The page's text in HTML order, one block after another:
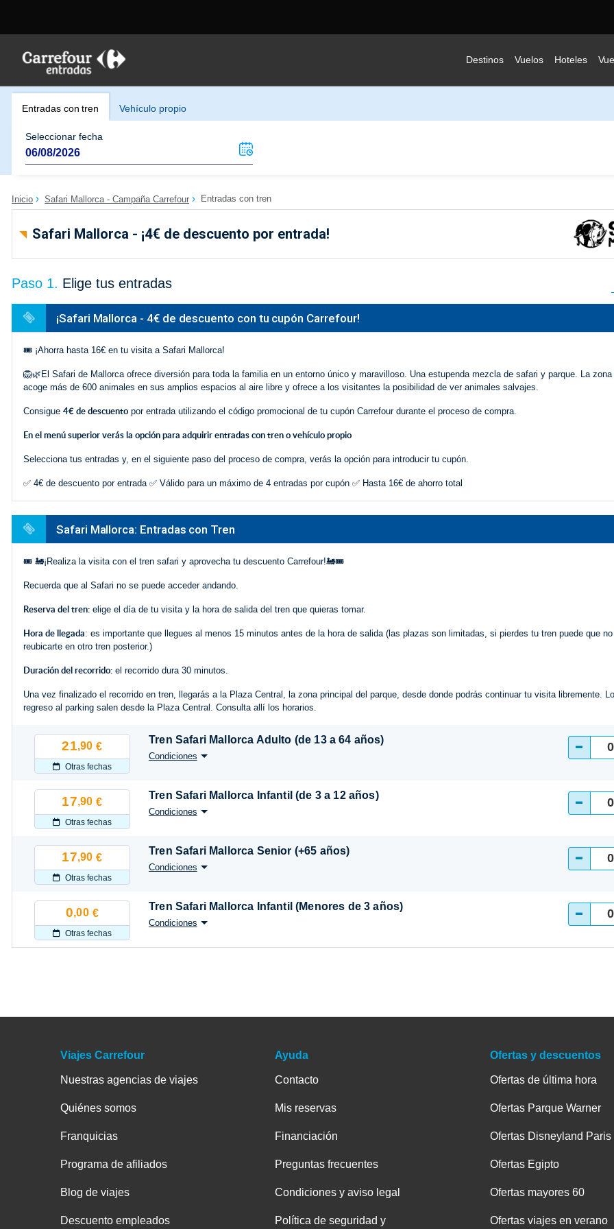
Destinos Vuelos Hoteles
Entradas con tren Vehículo propio
Seleccionar fecha
Inicio Safari Mallorca - Campaña Carrefour Entradas con tren
Safari Mallorca - ¡4€ de descuento por entrada!
Paso 1. Elige tus entradas
¡Safari Mallorca - 4€ de descuento con tu cupón Carrefour!
🎟️ ¡Ahorra hasta 16€ en tu visita a Safari Mallorca!
🦁🌿El Safari de Mallorca ofrece diversión para toda la familia en un entorno único y maravilloso. Una estupenda mezcla de safari y parque. La zona
acoge más de 600 animales en sus amplios espacios al aire libre y ofrece a los visitantes la posibilidad de ver animales salvajes.
Consigue 4€ de descuento por entrada utilizando el código promocional de tu cupón Carrefour durante el proceso de compra.
En el menú superior verás la opción para adquirir entradas con tren o vehículo propio
Selecciona tus entradas y, en el siguiente paso del proceso de compra, verás la opción para introducir tu cupón.
✅ 4€ de descuento por entrada ✅ Válido para un máximo de 4 entradas por cupón ✅ Hasta 16€ de ahorro total
Safari Mallorca: Entradas con Tren
🎟️ 🚂¡Realiza la visita con el tren safari y aprovecha tu descuento Carrefour!🚂🎟️
Recuerda que al Safari no se puede acceder andando.
Reserva del tren: elige el día de tu visita y la hora de salida del tren que quieras tomar.
Hora de llegada: es importante que llegues al menos 15 minutos antes de la hora de salida (las plazas son limitadas, si pierdes tu tren puede que
reubicarte en otro tren posterior.)
Duración del recorrido: el recorrido dura 30 minutos.
Una vez finalizado el recorrido en tren, llegarás a la Plaza Central, la zona principal del parque, desde donde podrás continuar tu visita libremente.
regreso al parking salen desde la Plaza Central. Consulta allí los horarios.
21,90 €
Otras fechas
Tren Safari Mallorca Adulto (de 13 a 64 años)
Condiciones -
17,90 €
Otras fechas
Tren Safari Mallorca Infantil (de 3 a 12 años)
Condiciones -
17,90 €
Otras fechas
Tren Safari Mallorca Senior (+65 años)
Condiciones -
0,00 €
Otras fechas
Tren Safari Mallorca Infantil (Menores de 3 años)
Condiciones -
Viajes Carrefour
Nuestras agencias de viajes
Quiénes somos
Franquicias
Programa de afiliados
Blog de viajes
Descuento empleados
Ayuda
Contacto
Mis reservas
Financiación
Preguntas frecuentes
Condiciones y aviso legal
Política de seguridad y
Ofertas y descuentos
Ofertas de última hora
Ofertas Parque Warner
Ofertas Disneyland Paris
Ofertas Egipto
Ofertas mayores 60
Ofertas viajes en verano